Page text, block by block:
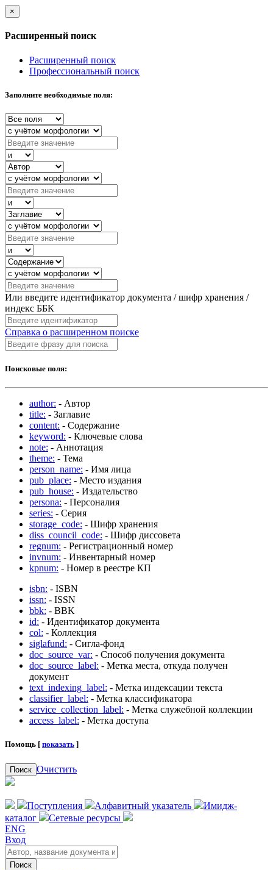
×
Расширенный поиск
Расширенный поиск
Профессиональный поиск
Заполните необходимые поля:
Или введите идентификатор документа / шифр хранения /
индекс ББК
Справка о расширенном поиске
Поисковые поля:
author: - Автор
title: - Заглавие
content: - Содержание
keyword: - Ключевые слова
note: - Аннотация
theme: - Тема
person_name: - Имя лица
pub_place: - Место издания
pub_house: - Издательство
persona: - Персоналия
series: - Серия
storage_code: - Шифр хранения
diss_council_code: - Шифр диссовета
regnum: - Регистрационный номер
invnum: - Инвентарный номер
kpnum: - Номер в реестре КП
isbn: - ISBN
issn: - ISSN
bbk: - BBK
id: - Идентификатор документа
col: - Коллекция
siglafund: - Сигла-фонд
doc_source_var: - Способ получения документа
doc_source_label: - Метка места, откуда получен
документ
text_indexing_label: - Метка индексации текста
classifier_label: - Метка классификатора
service_collection_label: - Метка служебной коллекции
access_label: - Метка доступа
Помощь [ показать ]
Поиск Очистить
Поступления Алфавитный указатель
Имидж-
каталог
Сетевые ресурсы
ENG
Вход
Поиск